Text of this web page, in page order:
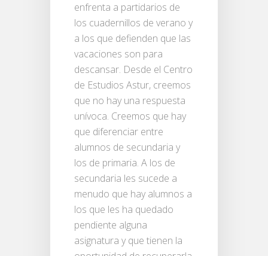
enfrenta a partidarios de
los cuadernillos de verano y
a los que defienden que las
vacaciones son para
descansar. Desde el Centro
de Estudios Astur, creemos
que no hay una respuesta
unívoca. Creemos que hay
que diferenciar entre
alumnos de secundaria y
los de primaria. A los de
secundaria les sucede a
menudo que hay alumnos a
los que les ha quedado
pendiente alguna
asignatura y que tienen la